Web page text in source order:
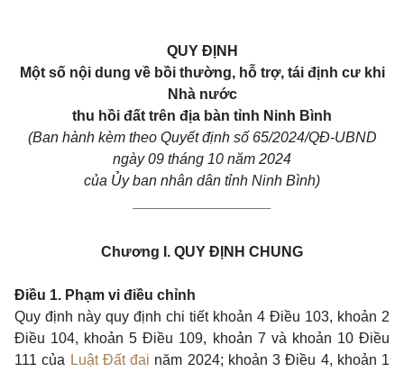
QUY ĐỊNH
Một số nội dung về bồi thường, hỗ trợ, tái định cư khi
Nhà nước
thu hồi đất trên địa bàn tỉnh Ninh Bình
(Ban hành kèm theo Quyết định số 65/2024/QĐ-UBND
ngày 09 tháng 10 năm 2024
của Ủy ban nhân dân tỉnh Ninh Bình)
Chương I. QUY ĐỊNH CHUNG
Điều 1. Phạm vi điều chỉnh
Quy định này quy định chi tiết khoản 4 Điều 103, khoản 2
Điều 104, khoản 5 Điều 109, khoản 7 và khoản 10 Điều
111 của Luật Đất đai năm 2024; khoản 3 Điều 4, khoản 1